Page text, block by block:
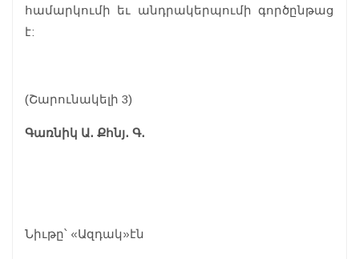
համարկումի եւ անդրակերպումի գործընթաց
է:
(Շարունակելի 3)
Գառնիկ Ա․ Քհնյ․ Գ․
Նիւթը՝ «Ազդակ»էն